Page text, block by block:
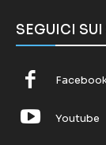
SEGUICI
Youtube